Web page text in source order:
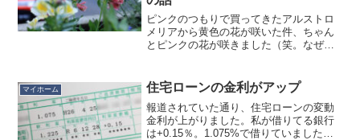
ピンクのつもりで買ってきたアルストロ
メリアから黄色の花が咲いた件、ちゃん
とピンクの花が咲きました（笑。なぜ黄
始めたことと、ピンク側の開花が遅かっ
たためです。まぁたまに販...
マイホーム 住宅ローンの金利がアップ
報道されていた通り、住宅ローンの変動
金利が上がりました。私が借りてる銀行
は+0.15％。1.075%で借りていましたの